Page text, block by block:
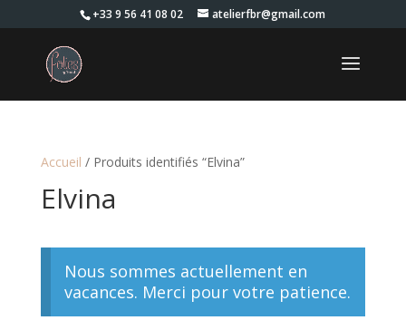
+33 9 56 41 08 02 atelierfbr@gmail.com
Accueil / Produits identifiés “Elvina”
Elvina
Nous sommes actuellement en
vacances. Merci pour votre patience.